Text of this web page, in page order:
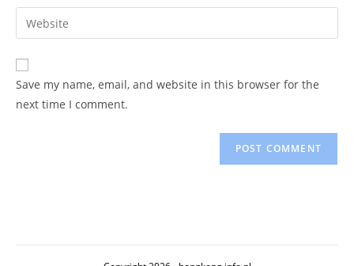
comment
email
address
comment
Enter
your
website
URL
(optional)
Save my name, email, and website in this browser for the
next time I comment.